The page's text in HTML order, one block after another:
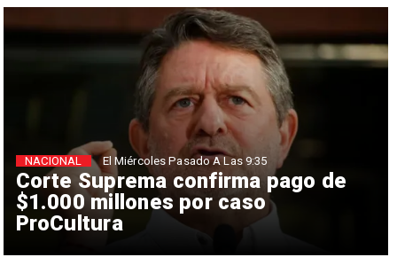
Corte Suprema confirma pago de
$1.000 millones por caso
ProCultura
NACIONAL El Miércoles Pasado A Las 9:35